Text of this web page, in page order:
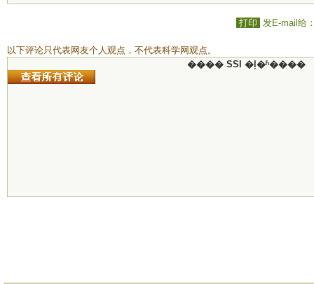
打印 发E-mail给
以下评论只代表网友个人观点，不代表科学网观点。
���� SSI �ļ�ʱ����